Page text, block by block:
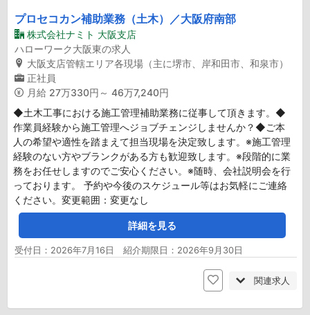
プロセコカン補助業務（土木）／大阪府南部
株式会社ナミト 大阪支店
ハローワーク大阪東の求人
大阪支店管轄エリア各現場（主に堺市、岸和田市、和泉市）
正社員
月給 27万330円～ 46万7,240円
◆土木工事における施工管理補助業務に従事して頂きます。◆
作業員経験から施工管理へジョブチェンジしませんか？◆ご本
人の希望や適性を踏まえて担当現場を決定致します。※施工管理
経験のない方やブランクがある方も歓迎致します。※段階的に業
務をお任せしますのでご安心ください。※随時、会社説明会を行
っております。 予約や今後のスケジュール等はお気軽にご連絡
ください。変更範囲：変更なし
詳細を見る
受付日：2026年7月16日 紹介期限日：2026年9月30日
関連求人